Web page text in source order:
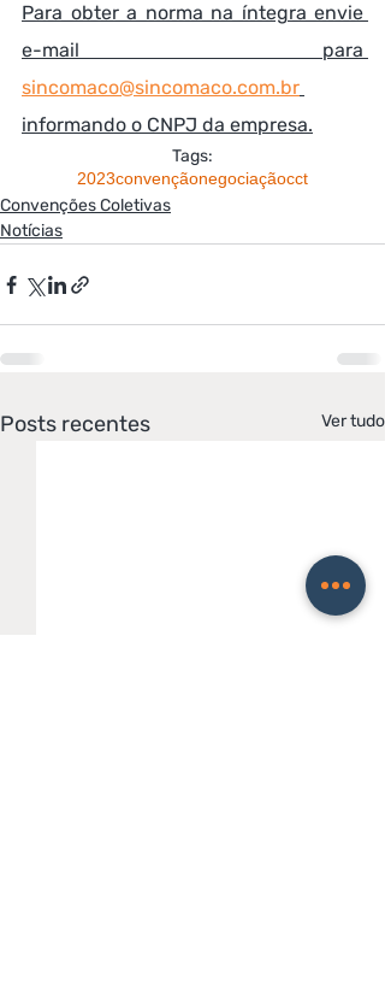
Para obter a norma na íntegra envie
sincomaco@sincomaco.com.br
informando o CNPJ da empresa.
Tags:
2023convençãonegociaçãocct
Convenções Coletivas
Notícias
Posts recentes Ver tudo